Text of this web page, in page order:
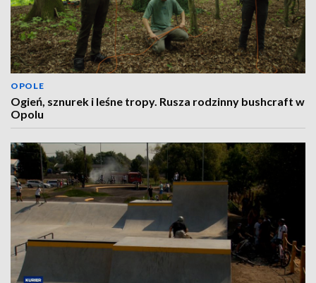
OPOLE
Ogień, sznurek i leśne tropy. Rusza rodzinny bushcraft w
Opolu